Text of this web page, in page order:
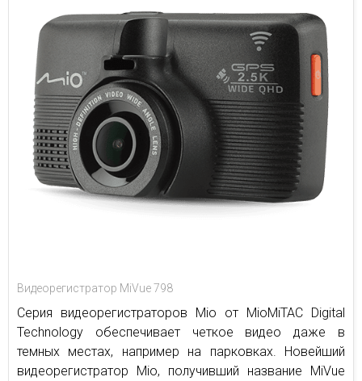
Видеорегистратор MiVue 798
Cерия видеорегистраторов Mio от MioMiTAC Digital
Technology обеспечивает четкое видео даже в
темных местах, например на парковках. Новейший
видеорегистратор Mio, получивший название MiVue